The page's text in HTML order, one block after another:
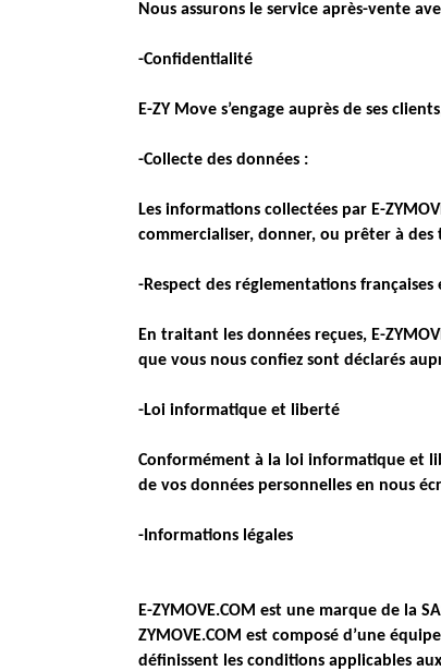
Nous assurons le service après-vente
-Confidentialité
E-ZY Move s’engage auprès de ses
-Collecte des données :
Les informations collectées par E-
commercialiser, donner, ou prêter à
-Respect des réglementations françaises
En traitant les données reçues, E-
que vous nous confiez sont déclarés
-Loi informatique et liberté
Conformément à la loi informatique et
de vos données personnelles en nous
-Informations légales
E-ZYMOVE.COM est une marque de la
ZYMOVE.COM est composé d’une
définissent les conditions applicables